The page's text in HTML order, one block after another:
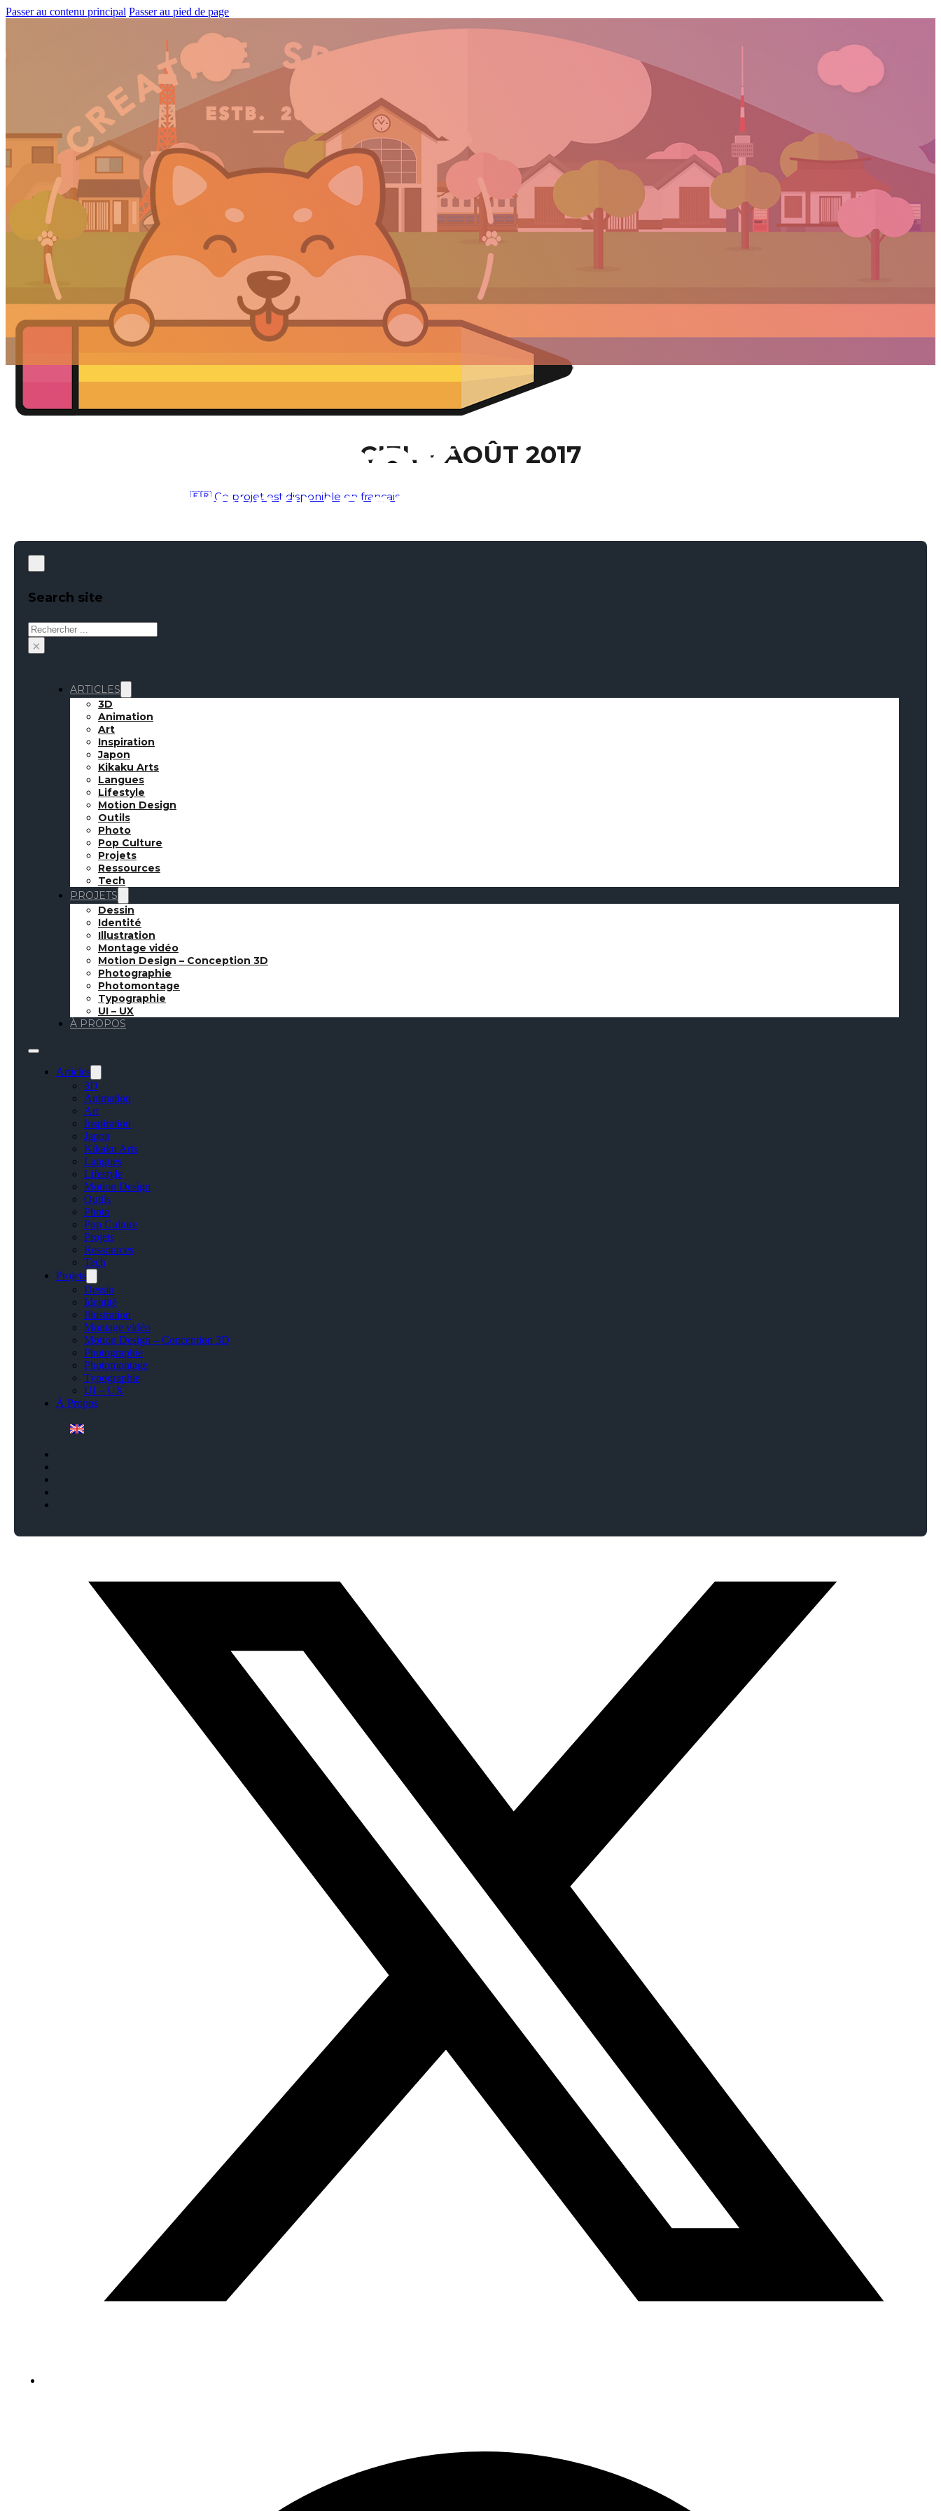
Passer au contenu principal Passer au pied de page
Search site
Rechercher
×
ARTICLES
3D
Animation
Art
Inspiration
Japon
Kikaku Arts
Langues
Lifestyle
Motion Design
Outils
Photo
Pop Culture
Projets
Ressources
Tech
PROJETS
Dessin
Identité
Illustration
Montage vidéo
Motion Design – Conception 3D
Photographie
Photomontage
Typographie
UI – UX
À PROPOS
Articles
3D
Animation
Art
Inspiration
Japon
Kikaku Arts
Langues
Lifestyle
Motion Design
Outils
Photo
Pop Culture
Projets
Ressources
Tech
Projets
Dessin
Identité
Illustration
Montage vidéo
Motion Design – Conception 3D
Photographie
Photomontage
Typographie
UI – UX
À Propos
CIEL – AOÛT 2017
🇫🇷 Ce projet est disponible en français